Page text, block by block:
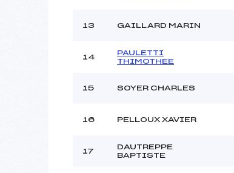
13 GAILLARD MARIN
14
PAULETTI
THIMOTHEE
15 SOYER CHARLES
16 PELLOUX XAVIER
17
DAUTREPPE
BAPTISTE